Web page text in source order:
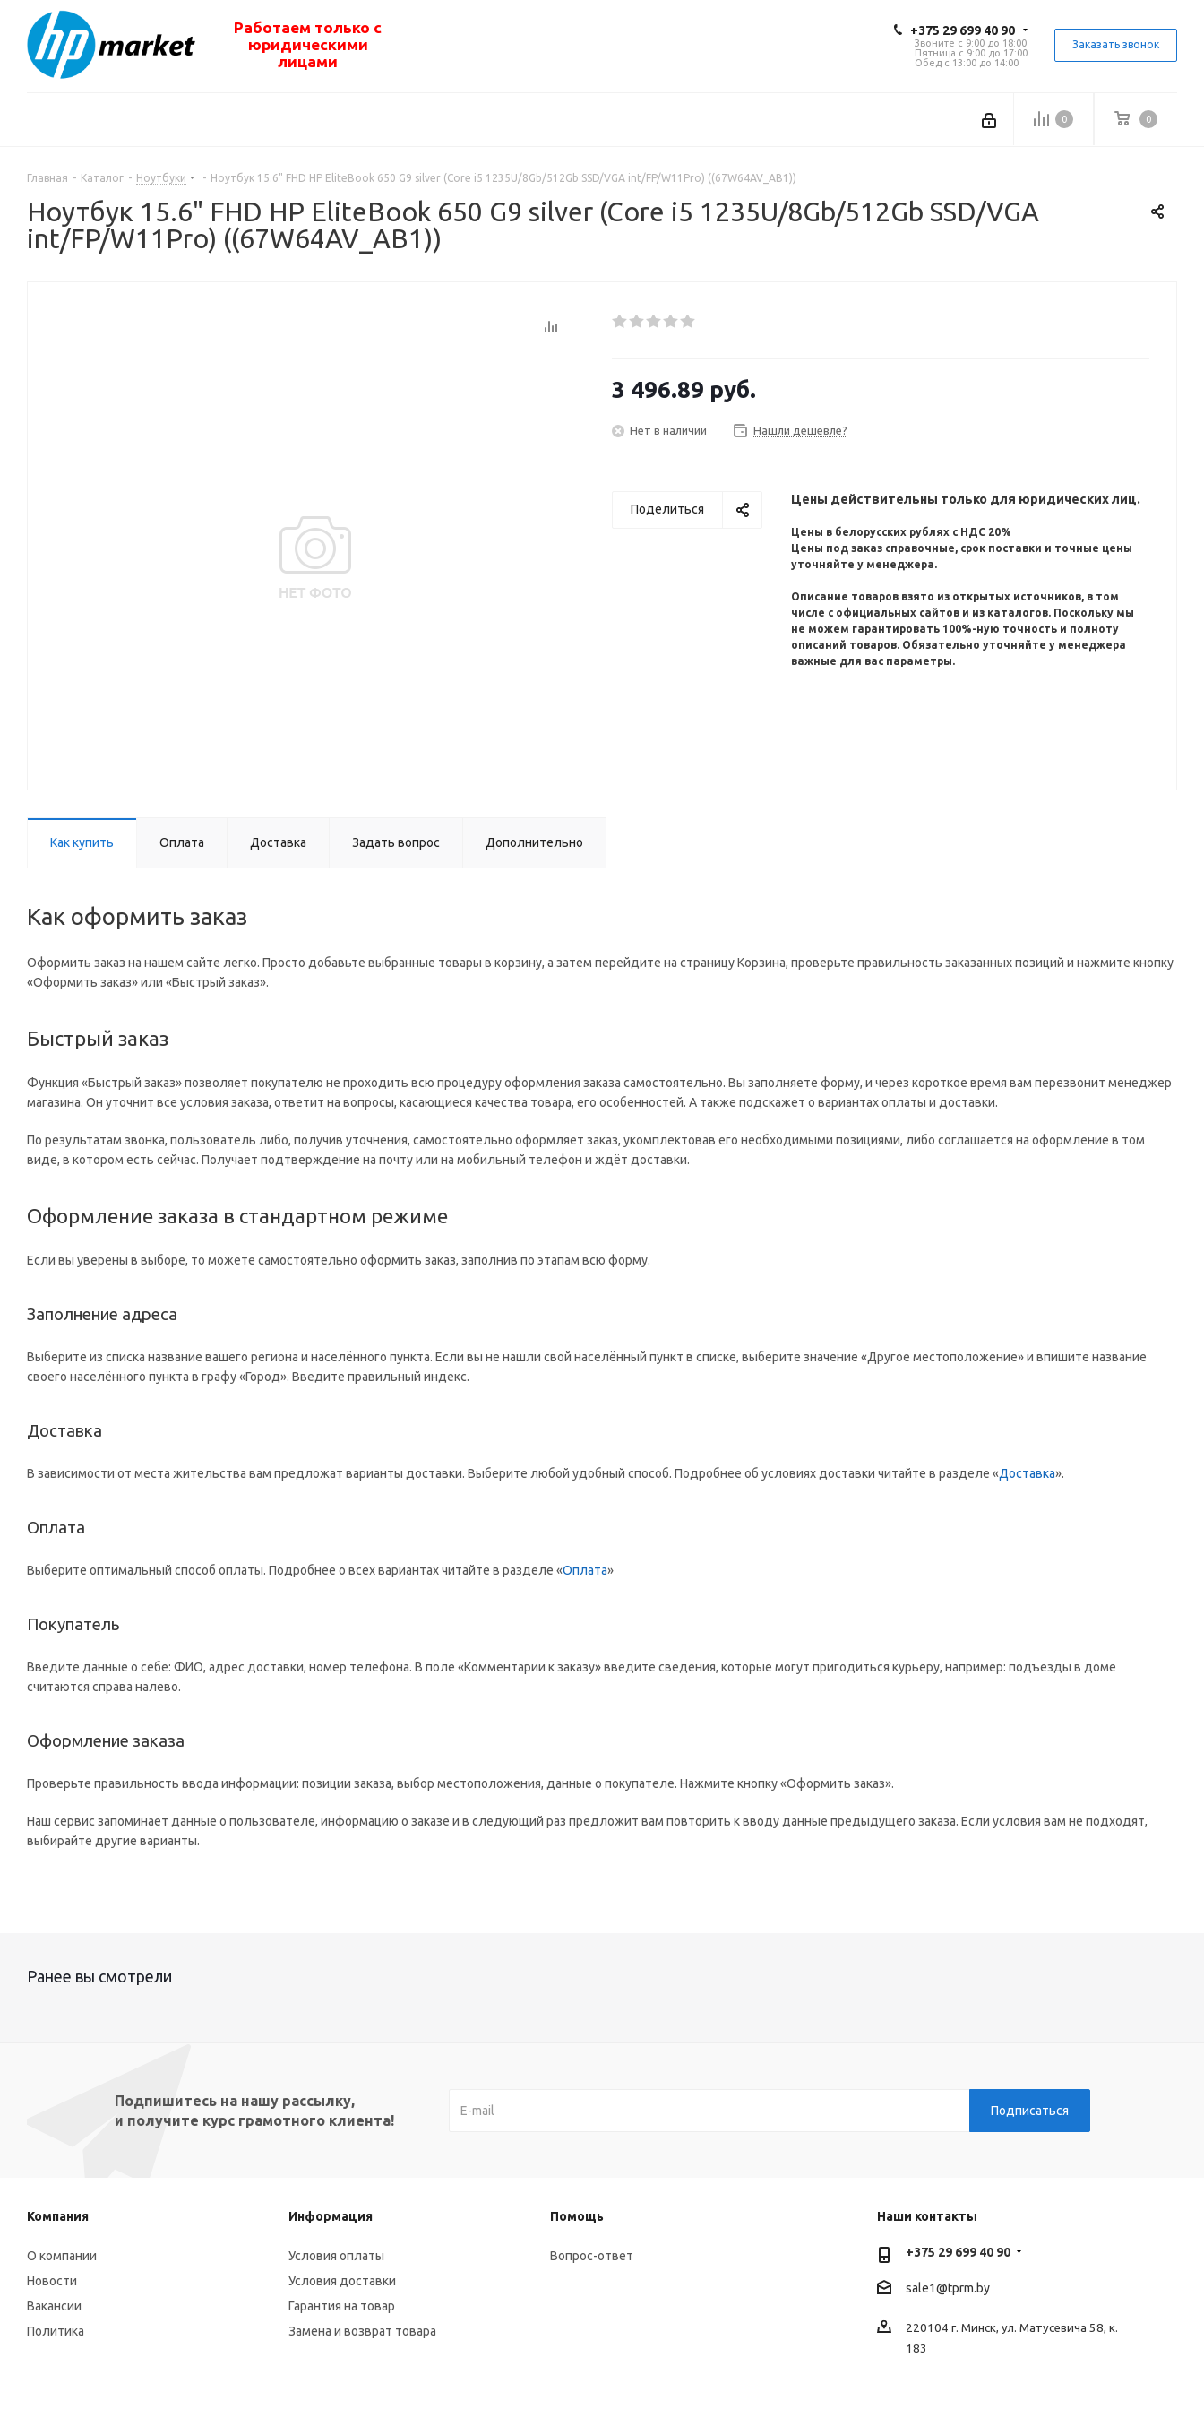
Работаем только с
юридическими
лицами
+375 29 699 40 90
Звоните с 9:00 до 18:00
Пятница с 9:00 до 17:00
Обед с 13:00 до 14:00
Заказать звонок
0 0
Главная - Каталог - Ноутбуки - Ноутбук 15.6" FHD HP EliteBook 650 G9 silver (Core i5 1235U/8Gb/512Gb SSD/VGA int/FP/W11Pro) ((67W64AV_AB1))
Ноутбук 15.6" FHD HP EliteBook 650 G9 silver (Core i5 1235U/8Gb/512Gb SSD/VGA
int/FP/W11Pro) ((67W64AV_AB1))
3 496.89 руб.
Нет в наличии Нашли дешевле?
Поделиться
Цены действительны только для юридических лиц.
Цены в белорусских рублях с НДС 20%
Цены под заказ справочные, срок поставки и точные цены
уточняйте у менеджера.
Описание товаров взято из открытых источников, в том
числе с официальных сайтов и из каталогов. Поскольку мы
не можем гарантировать 100%-ную точность и полноту
описаний товаров. Обязательно уточняйте у менеджера
важные для вас параметры.
Как купить Оплата Доставка Задать вопрос Дополнительно
Как оформить заказ
Оформить заказ на нашем сайте легко. Просто добавьте выбранные товары в корзину, а затем перейдите на страницу Корзина, проверьте правильность заказанных позиций и нажмите кнопку
«Оформить заказ» или «Быстрый заказ».
Быстрый заказ
Функция «Быстрый заказ» позволяет покупателю не проходить всю процедуру оформления заказа самостоятельно. Вы заполняете форму, и через короткое время вам перезвонит менеджер
магазина. Он уточнит все условия заказа, ответит на вопросы, касающиеся качества товара, его особенностей. А также подскажет о вариантах оплаты и доставки.
По результатам звонка, пользователь либо, получив уточнения, самостоятельно оформляет заказ, укомплектовав его необходимыми позициями, либо соглашается на оформление в том
виде, в котором есть сейчас. Получает подтверждение на почту или на мобильный телефон и ждёт доставки.
Оформление заказа в стандартном режиме
Если вы уверены в выборе, то можете самостоятельно оформить заказ, заполнив по этапам всю форму.
Заполнение адреса
Выберите из списка название вашего региона и населённого пункта. Если вы не нашли свой населённый пункт в списке, выберите значение «Другое местоположение» и впишите название
своего населённого пункта в графу «Город». Введите правильный индекс.
Доставка
В зависимости от места жительства вам предложат варианты доставки. Выберите любой удобный способ. Подробнее об условиях доставки читайте в разделе «Доставка».
Оплата
Выберите оптимальный способ оплаты. Подробнее о всех вариантах читайте в разделе «Оплата»
Покупатель
Введите данные о себе: ФИО, адрес доставки, номер телефона. В поле «Комментарии к заказу» введите сведения, которые могут пригодиться курьеру, например: подъезды в доме
считаются справа налево.
Оформление заказа
Проверьте правильность ввода информации: позиции заказа, выбор местоположения, данные о покупателе. Нажмите кнопку «Оформить заказ».
Наш сервис запоминает данные о пользователе, информацию о заказе и в следующий раз предложит вам повторить к вводу данные предыдущего заказа. Если условия вам не подходят,
выбирайте другие варианты.
Ранее вы смотрели
Подпишитесь на нашу рассылку,
и получите курс грамотного клиента!
Компания
О компании
Новости
Вакансии
Политика
Информация
Условия оплаты
Условия доставки
Гарантия на товар
Замена и возврат товара
Помощь
Вопрос-ответ
Наши контакты
+375 29 699 40 90
sale1@tprm.by
220104 г. Минск, ул. Матусевича 58, к.
183